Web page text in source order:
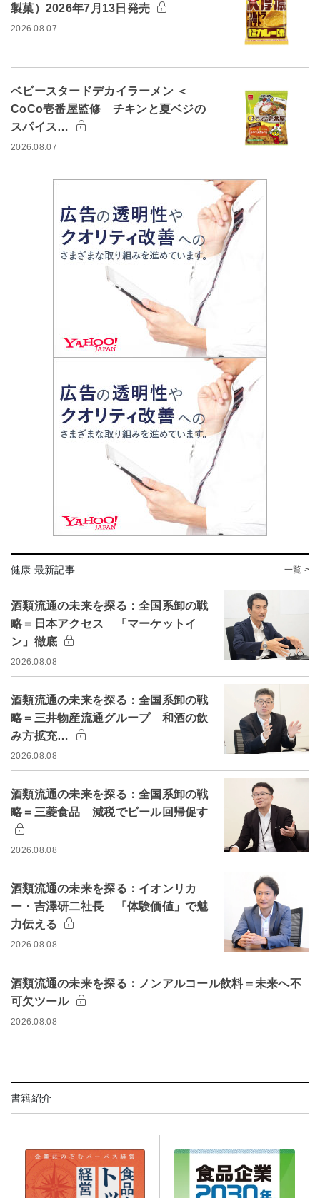
製菓）2026年7月13日発売
2026.08.07
ベビースタードデカイラーメン ＜
CoCo壱番屋監修 チキンと夏ベジの
スパイス…
2026.08.07
健康 最新記事 一覧 >
酒類流通の未来を探る：全国系卸の戦
略＝日本アクセス 「マーケットイ
ン」徹底
2026.08.08
酒類流通の未来を探る：全国系卸の戦
略＝三井物産流通グループ 和酒の飲
み方拡充…
2026.08.08
酒類流通の未来を探る：全国系卸の戦
略＝三菱食品 減税でビール回帰促す
2026.08.08
酒類流通の未来を探る：イオンリカ
ー・吉澤研二社長 「体験価値」で魅
力伝える
2026.08.08
酒類流通の未来を探る：ノンアルコール飲料＝未来へ不
可欠ツール
2026.08.08
書籍紹介